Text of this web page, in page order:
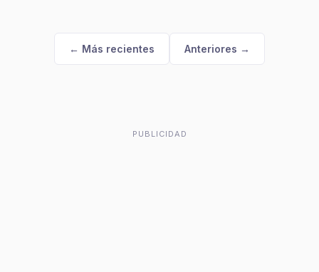
← Más recientes Anteriores →
PUBLICIDAD